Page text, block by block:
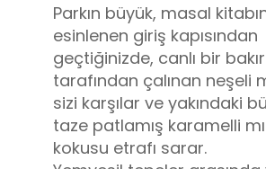
Parkın büyük, masal
esinlenen giriş kapısından
geçtiğinizde, canlı bir
tarafından çalınan neşeli
sizi karşılar ve yakındaki
taze patlamış karamelli
kokusu etrafı sarar.